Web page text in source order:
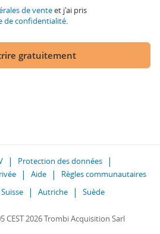
de venteet j'ai pris
de confidentialité.
gratuitement
Protection des données
Aide
Règles communautaires
Suisse Autriche Suède
CEST 2026 Trombi Acquisition Sarl